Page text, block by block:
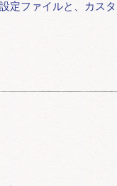
定ファイルと、カスタ